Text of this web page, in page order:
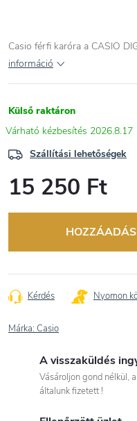
Casio férfi karóra a CASIO
információ
Külső raktáron
2026.8.17
Szállítási lehetőségek
15 250 Ft
Kérdés Nyomon
Márka: Casio
A visszaküldés
Vásároljon gond nélkül,
általunk fizetett !